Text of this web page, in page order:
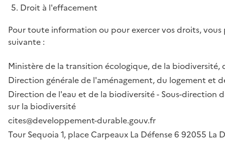
Droit à l'effacement
Pour toute information ou pour exercer vos droits,
suivante :
Ministère de la transition écologique, de la biodiversité,
Direction générale de l'aménagement, du logement et
Direction de l'eau et de la biodiversité - Sous-direction
sur la biodiversité
cites@developpement-durable.gouv.fr
Tour Sequoia 1, place Carpeaux La Défense 6 92055 La